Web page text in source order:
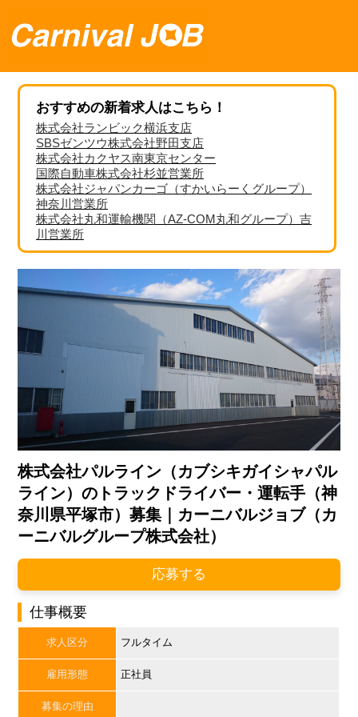
おすすめの新着求人はこちら！
株式会社ランビック横浜支店
SBSゼンツウ株式会社野田支店
株式会社カクヤス南東京センター
国際自動車株式会社杉並営業所
株式会社ジャパンカーゴ（すかいらーくグループ）
神奈川営業所
株式会社丸和運輸機関（AZ-COM丸和グループ）吉
川営業所
株式会社パルライン（カブシキガイシャパル
ライン）のトラックドライバー・運転手（神
奈川県平塚市）募集｜カーニバルジョブ（カ
ーニバルグループ株式会社）
応募する
仕事概要
求人区分 フルタイム
雇用形態 正社員
募集の理由